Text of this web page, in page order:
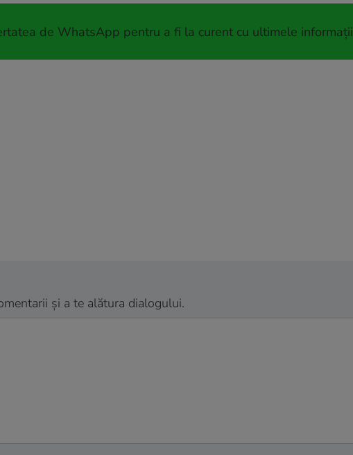
de WhatsApp pentru a fi la curent cu ultimele informații
și a te alătura dialogului.